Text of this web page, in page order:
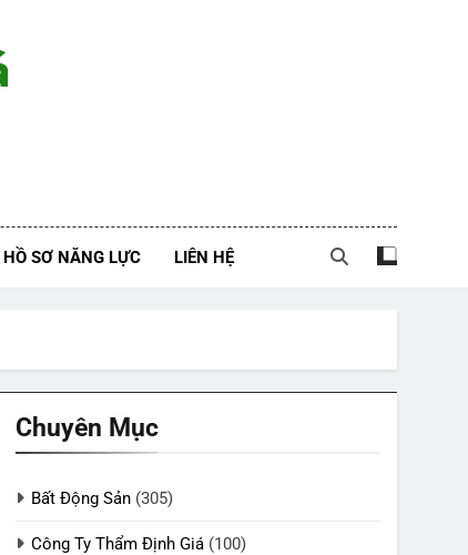
HỒ SƠ NĂNG LỰC LIÊN HỆ
Chuyên Mục
Bất Động Sản (305)
Công Ty Thẩm Định Giá (100)